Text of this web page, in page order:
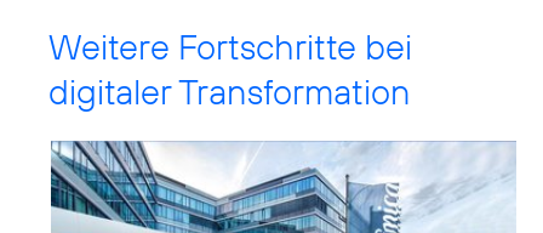
Weitere Fortschritte bei
digitaler Transformation